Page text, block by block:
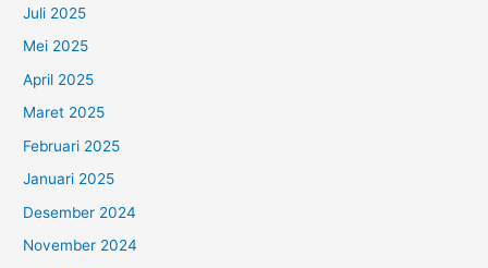
Juli 2025
Mei 2025
April 2025
Maret 2025
Februari 2025
Januari 2025
Desember 2024
November 2024